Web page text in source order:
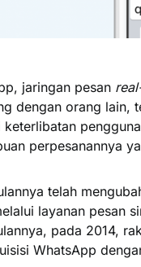
jaringan pesan
dengan orang lain,
keterlibatan
perpesanannya
telah
layanan pesan
pada 2014,
WhatsApp